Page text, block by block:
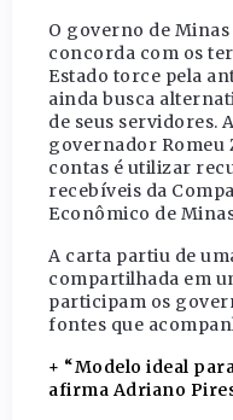
O governo de
concorda com os
Estado torce pela
ainda busca
de seus servidores.
governador Romeu
contas é utilizar
recebíveis da
Econômico de
A carta partiu de
compartilhada em
participam os
fontes que
+ “Modelo ideal
afirma Adriano